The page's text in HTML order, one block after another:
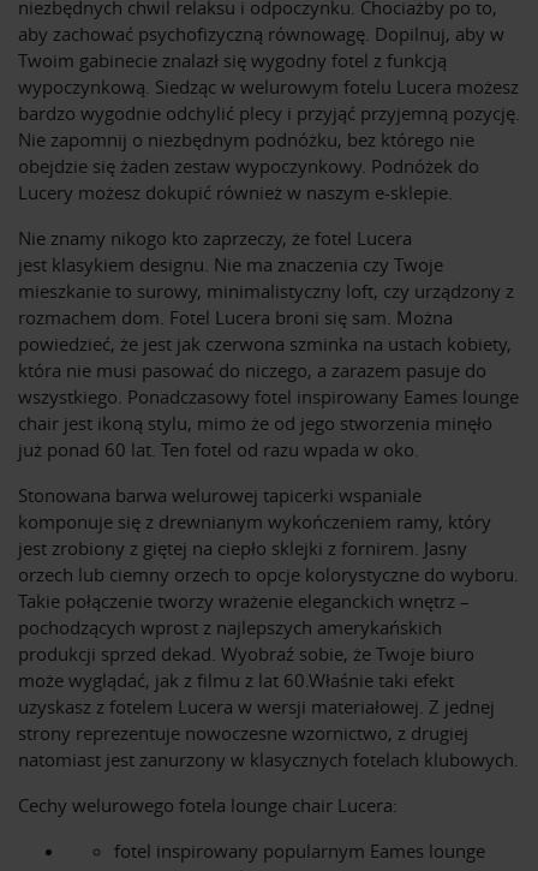
niezbędnych chwil relaksu i odpoczynku. Chociażby po to,
aby zachować psychofizyczną równowagę. Dopilnuj, aby w
Twoim gabinecie znalazł się wygodny fotel z funkcją
wypoczynkową. Siedząc w welurowym fotelu Lucera możesz
bardzo wygodnie odchylić plecy i przyjąć przyjemną pozycję.
Nie zapomnij o niezbędnym podnóżku, bez którego nie
obejdzie się żaden zestaw wypoczynkowy. Podnóżek do
Lucery możesz dokupić również w naszym e-sklepie.
Nie znamy nikogo kto zaprzeczy, że fotel Lucera
jest klasykiem designu. Nie ma znaczenia czy Twoje
mieszkanie to surowy, minimalistyczny loft, czy urządzony z
rozmachem dom. Fotel Lucera broni się sam. Można
powiedzieć, że jest jak czerwona szminka na ustach kobiety,
która nie musi pasować do niczego, a zarazem pasuje do
wszystkiego. Ponadczasowy fotel inspirowany Eames lounge
chair jest ikoną stylu, mimo że od jego stworzenia minęło
już ponad 60 lat. Ten fotel od razu wpada w oko.
Stonowana barwa welurowej tapicerki wspaniale
komponuje się z drewnianym wykończeniem ramy, który
jest zrobiony z giętej na ciepło sklejki z fornirem. Jasny
orzech lub ciemny orzech to opcje kolorystyczne do wyboru.
Takie połączenie tworzy wrażenie eleganckich wnętrz –
pochodzących wprost z najlepszych amerykańskich
produkcji sprzed dekad. Wyobraź sobie, że Twoje biuro
może wyglądać, jak z filmu z lat 60.Właśnie taki efekt
uzyskasz z fotelem Lucera w wersji materiałowej. Z jednej
strony reprezentuje nowoczesne wzornictwo, z drugiej
natomiast jest zanurzony w klasycznych fotelach klubowych.
Cechy welurowego fotela lounge chair Lucera:
fotel inspirowany popularnym Eames lounge